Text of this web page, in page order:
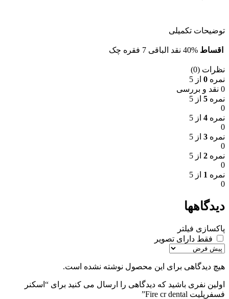
توضیحات تکمیلی
اقساط 40% نقد الباقی 7 فقره چک
نظرات (0)
نمره 0 از 5
0 نقد و بررسی
نمره 5 از 5
0
نمره 4 از 5
0
نمره 3 از 5
0
نمره 2 از 5
0
نمره 1 از 5
0
دیدگاهها
پاکسازی فیلتر
فقط دارای تصویر
هیچ دیدگاهی برای این محصول نوشته نشده است.
اولین نفری باشید که دیدگاهی را ارسال می کنید برای “اسکنر
فسفرپلیت Fire cr dental”